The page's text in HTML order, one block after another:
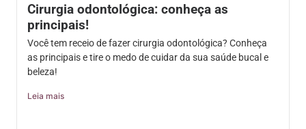
Cirurgia odontológica: conheça as
principais!
Você tem receio de fazer cirurgia odontológica? Conheça
as principais e tire o medo de cuidar da sua saúde bucal e
beleza!
Leia mais